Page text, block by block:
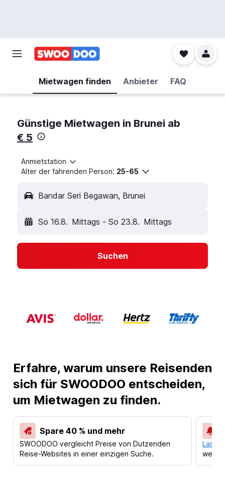
Mietwagen finden Anbieter FAQ
Günstige Mietwagen in Brunei ab
€ 5
Anmietstation
Alter der fahrenden Person: 25-65
Bandar Seri Begawan, Brunei
So 16.8. Mittags - So 23.8. Mittags
Suchen
Erfahre, warum unsere Reisenden
sich für SWOODOO entscheiden,
um Mietwagen zu finden.
Spare 40 % und mehr
SWOODOO vergleicht Preise von Dutzenden
Reise-Websites in einer einzigen Suche.
Lass